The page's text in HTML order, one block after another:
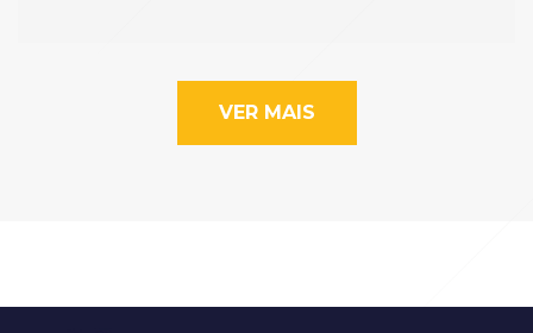
VER MAIS